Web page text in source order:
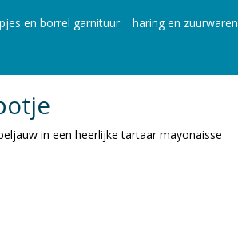
en borrel garnituur
haring en zuurwaren
in een heerlijke tartaar mayonaisse